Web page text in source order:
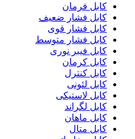
کابل فرمان
کابل فشار ضعیف
کابل فشار قوی
کابل فشار متوسط
کابل فیبر نوری
کابل کرمان
کابل کنترل
کابل لئونی
کابل لاستیکی
کابل لگراند
کابل ماهان
کابل متال